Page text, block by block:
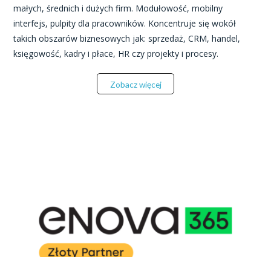
małych, średnich i dużych firm. Modułowość, mobilny
interfejs, pulpity dla pracowników. Koncentruje się wokół
takich obszarów biznesowych jak: sprzedaż, CRM, handel,
księgowość, kadry i płace, HR czy projekty i procesy.
Zobacz więcej